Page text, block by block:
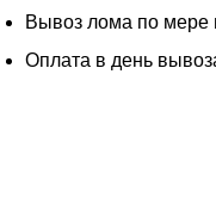
Вывоз лома по мере
Оплата в день